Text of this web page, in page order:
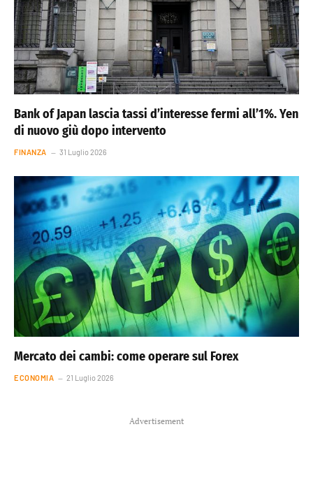
Bank of Japan lascia tassi d’interesse fermi all’1%. Yen
di nuovo giù dopo intervento
FINANZA 31 Luglio 2026
Mercato dei cambi: come operare sul Forex
ECONOMIA 21 Luglio 2026
Advertisement